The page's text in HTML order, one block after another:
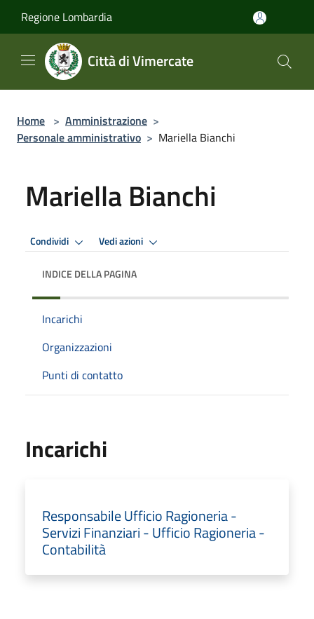
Regione Lombardia
Città di Vimercate
Home > Amministrazione >
Personale amministrativo > Mariella Bianchi
Mariella Bianchi
Condividi Vedi azioni
INDICE DELLA PAGINA
Incarichi
Organizzazioni
Punti di contatto
Incarichi
Responsabile Ufficio Ragioneria -
Servizi Finanziari - Ufficio Ragioneria -
Contabilità